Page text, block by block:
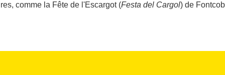
comme la Fête de l'Escargot (Festa del Cargol) de